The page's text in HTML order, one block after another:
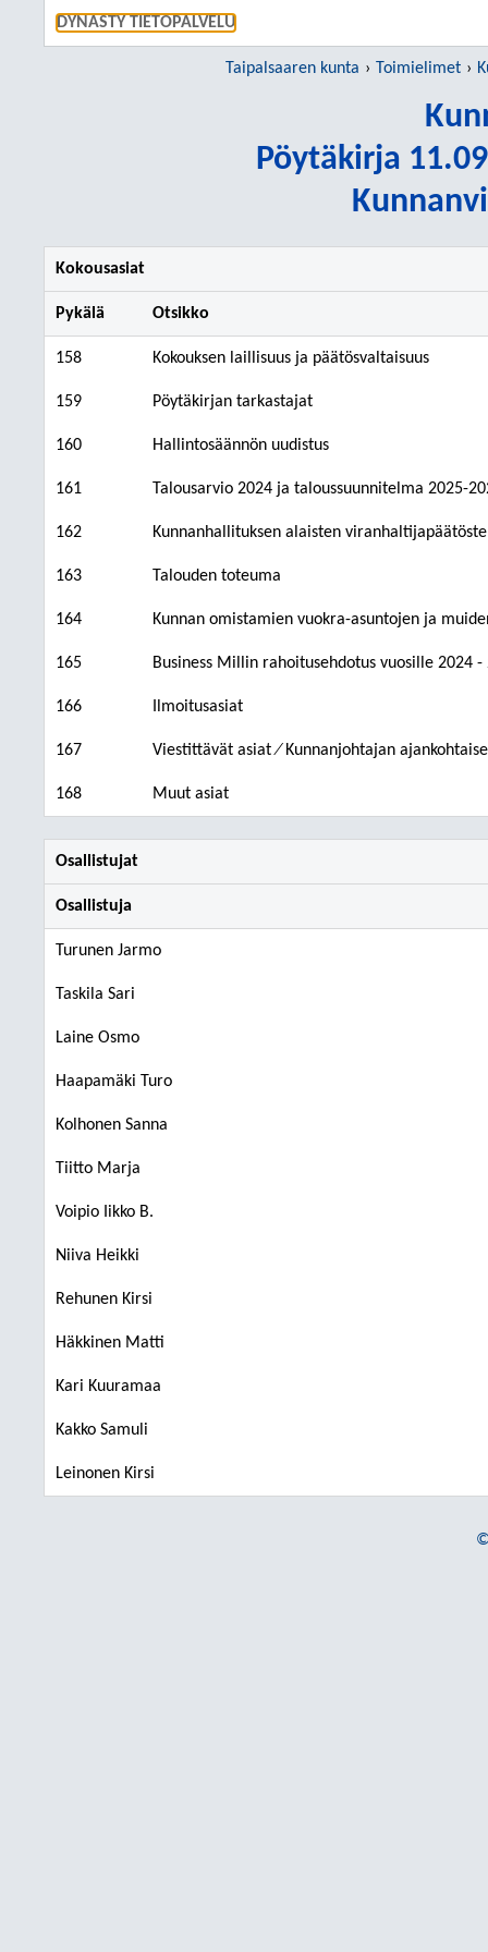
DYNASTY TIETOPALVELU
Taipalsaaren kunta Toimielimet
Pöytäkirja
Kokousasiat
Pykälä Otsikko
158 Kokouksen laillisuus ja päätösvaltaisuus
159 Pöytäkirjan tarkastajat
160 Hallintosäännön uudistus
161 Talousarvio 2024 ja taloussuunnitelma 2025-
162 Kunnanhallituksen alaisten
163 Talouden toteuma
164 Kunnan omistamien vuokra-asuntojen ja
165 Business Millin rahoitusehdotus vuosille 2024 -
166 Ilmoitusasiat
167 Viestittävät asiat ⁄ Kunnanjohtajan
168 Muut asiat
Osallistujat
Osallistuja
Turunen Jarmo
Taskila Sari
Laine Osmo
Haapamäki Turo
Kolhonen Sanna
Tiitto Marja
Voipio Iikko B.
Niiva Heikki
Rehunen Kirsi
Häkkinen Matti
Kari Kuuramaa
Kakko Samuli
Leinonen Kirsi